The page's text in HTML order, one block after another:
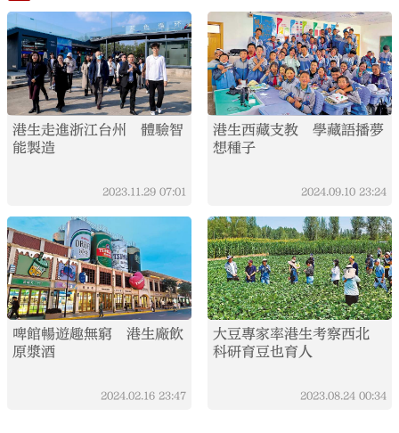
港生走進浙江台州 體驗智
能製造
2023.11.29 07:01
港生西藏支教 學藏語播夢
想種子
2024.09.10 23:24
啤館暢遊趣無窮 港生廠飲
原漿酒
2024.02.16 23:47
大豆專家率港生考察西北
科研育豆也育人
2023.08.24 00:34